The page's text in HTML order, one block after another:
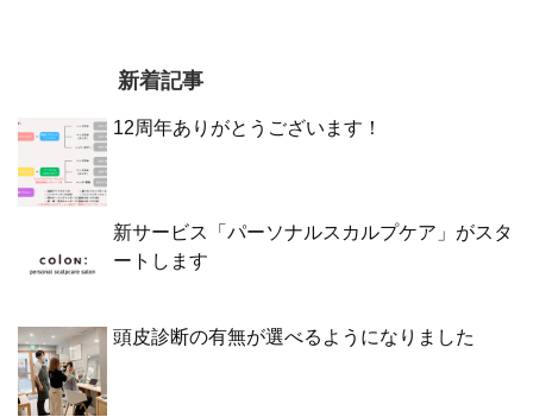
新着記事
12周年ありがとうございます！
新サービス「パーソナルスカルプケア」がスタ
ートします
頭皮診断の有無が選べるようになりました